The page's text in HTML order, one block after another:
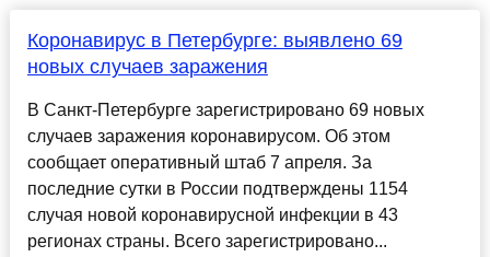
Коронавирус в Петербурге: выявлено 69
новых случаев заражения
В Санкт-Петербурге зарегистрировано 69 новых
случаев заражения коронавирусом. Об этом
сообщает оперативный штаб 7 апреля. За
последние сутки в России подтверждены 1154
случая новой коронавирусной инфекции в 43
регионах страны. Всего зарегистрировано...